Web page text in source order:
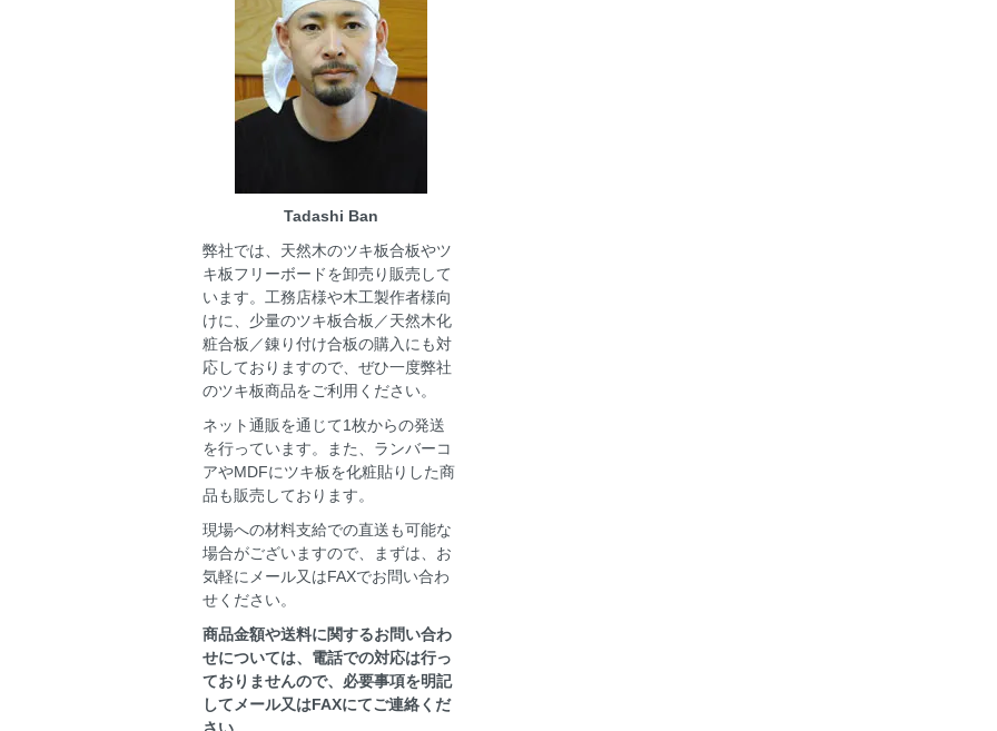
Tadashi Ban
弊社では、天然木のツキ板合板やツ
キ板フリーボードを卸売り販売して
います。工務店様や木工製作者様向
けに、少量のツキ板合板／天然木化
粧合板／錬り付け合板の購入にも対
応しておりますので、ぜひ一度弊社
のツキ板商品をご利用ください。
ネット通販を通じて1枚からの発送
を行っています。また、ランバーコ
アやMDFにツキ板を化粧貼りした商
品も販売しております。
現場への材料支給での直送も可能な
場合がございますので、まずは、お
気軽にメール又はFAXでお問い合わ
せください。
商品金額や送料に関するお問い合わ
せについては、電話での対応は行っ
ておりませんので、必要事項を明記
してメール又はFAXにてご連絡くだ